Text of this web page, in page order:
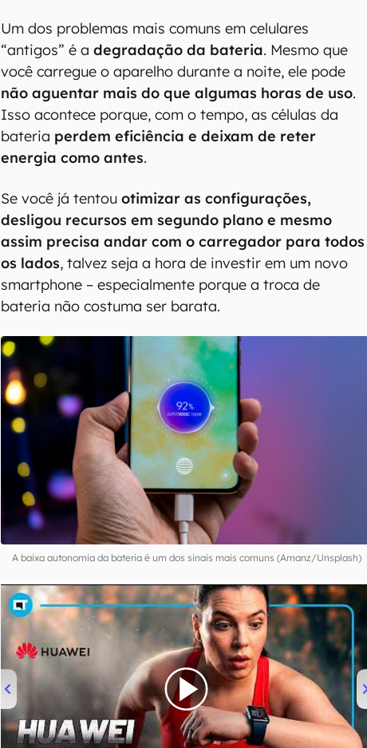
Um dos problemas mais comuns em celulares
“antigos” é adegradação da bateria. Mesmo que
você carregue o aparelho durante a noite, ele pode
não aguentar mais do que algumas horas de uso.
Isso acontece porque, com o tempo, as células da
bateria perdem eficiência e deixam de reter
energia como antes.
Se você já tentouotimizar as configurações,
desligou recursos em segundo plano e mesmo
assim precisa andar com o carregador para todos
os lados, talvez seja a hora de investir em um novo
smartphone – especialmente porque a troca de
bateria não costuma ser barata.
A baixa autonomia da bateria é um dos sinais mais comuns (Amanz/Unsplash)